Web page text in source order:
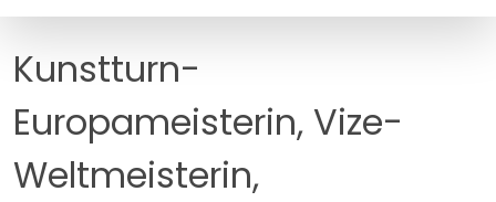
MANAGEMENT
Kunstturn-
Europameisterin, Vize-
Weltmeisterin,